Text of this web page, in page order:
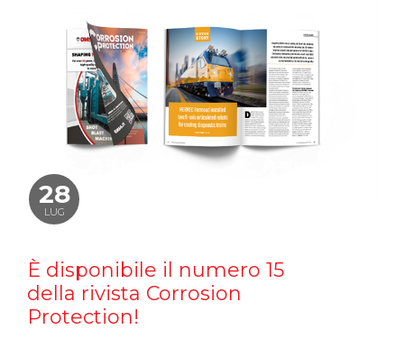
28
LUG
È disponibile il numero 15
della rivista Corrosion
Protection!